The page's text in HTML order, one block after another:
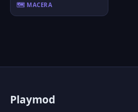
🗺️ MACERA
Playmod